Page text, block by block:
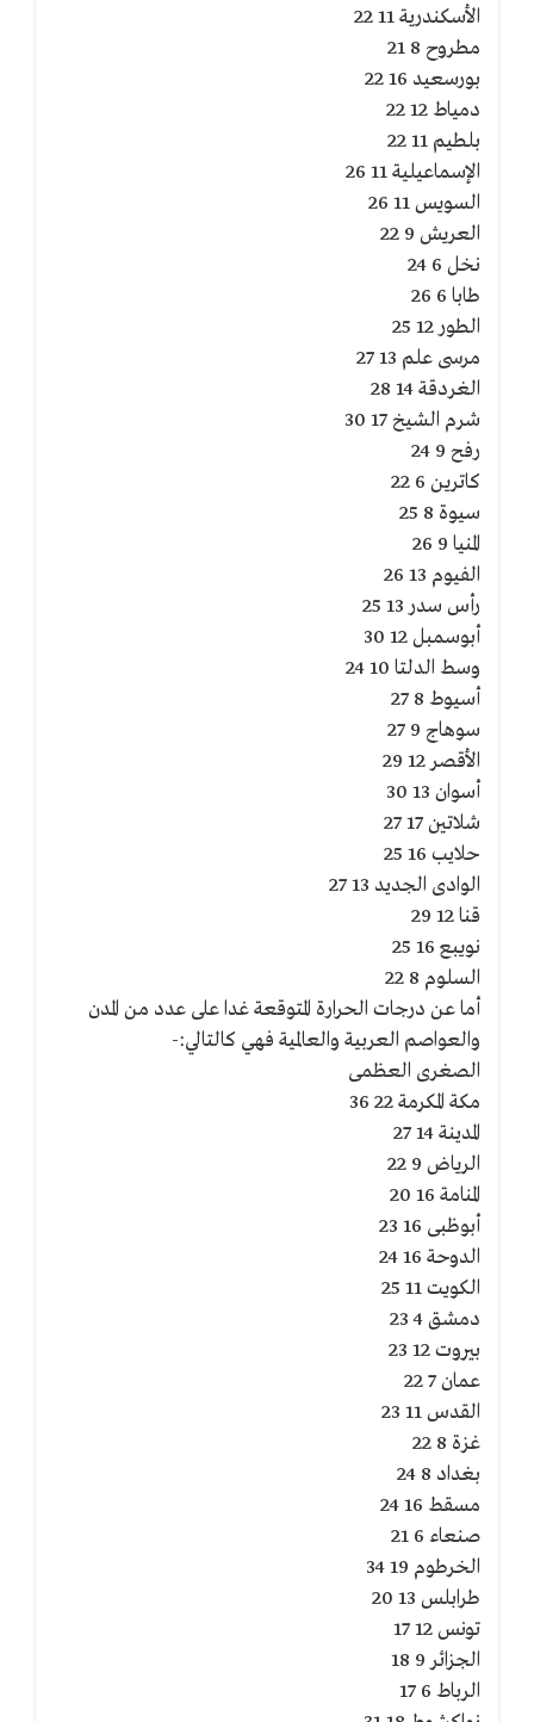
الأسكندرية 11 22
مطروح 8 21
بورسعيد 16 22
دمياط 12 22
بلطيم 11 22
الإسماعيلية 11 26
السويس 11 26
العريش 9 22
نخل 6 24
طابا 6 26
الطور 12 25
مرسى علم 13 27
الغردقة 14 28
شرم الشيخ 17 30
رفح 9 24
كاترين 6 22
سيوة 8 25
المنيا 9 26
الفيوم 13 26
رأس سدر 13 25
أبوسمبل 12 30
وسط الدلتا 10 24
أسيوط 8 27
سوهاج 9 27
الأقصر 12 29
أسوان 13 30
شلاتين 17 27
حلايب 16 25
الوادى الجديد 13 27
قنا 12 29
نويبع 16 25
السلوم 8 22
أما عن درجات الحرارة المتوقعة غدا على عدد من المدن
والعواصم العربية والعالمية فهي كالتالي:-
الصغرى العظمى
مكة المكرمة 22 36
المدينة 14 27
الرياض 9 22
المنامة 16 20
أبوظبى 16 23
الدوحة 16 24
الكويت 11 25
دمشق 4 23
بيروت 12 23
عمان 7 22
القدس 11 23
غزة 8 22
بغداد 8 24
مسقط 16 24
صنعاء 6 21
الخرطوم 19 34
طرابلس 13 20
تونس 12 17
الجزائر 9 18
الرباط 6 17